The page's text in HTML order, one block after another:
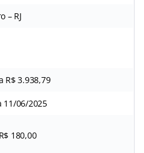
– RJ
R$ 3.938,79
11/06/2025
180,00